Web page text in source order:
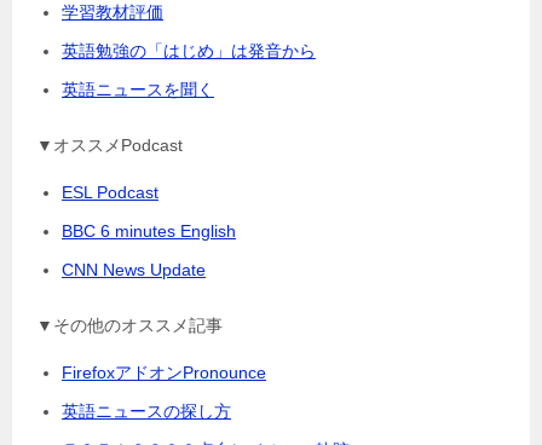
学習教材評価
英語勉強の「はじめ」は発音から
英語ニュースを聞く
▼オススメPodcast
ESL Podcast
BBC 6 minutes English
CNN News Update
▼その他のオススメ記事
FirefoxアドオンPronounce
英語ニュースの探し方